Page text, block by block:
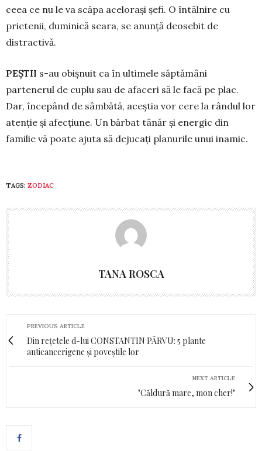
ceea ce nu le va scăpa acelorași șefi. O întâlnire cu
prietenii, du­minică seara, se anunță deosebit de
distractivă.
PEŞTII s-au obișnuit ca în ultimele săptă­mâni
partenerul de cuplu sau de afaceri să le facă pe plac.
Dar, începând de sâmbătă, aceștia vor cere la rândul lor
atenție și afecțiune. Un bărbat tânăr și energic din
familie vă poate ajuta să dejucați planurile unui inamic.
TAGS: ZODIAC
TANA ROSCA
PREVIOUS ARTICLE
Din rețetele d-lui CONSTANTIN PÂRVU: 5 plante
anticancerigene și poveștile lor
NEXT ARTICLE
"Căldură mare, mon cher!"